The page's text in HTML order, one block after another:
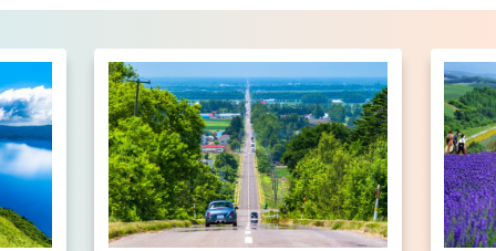
モデルコース エリアガイド
グルメ 旅の予約
アクセス